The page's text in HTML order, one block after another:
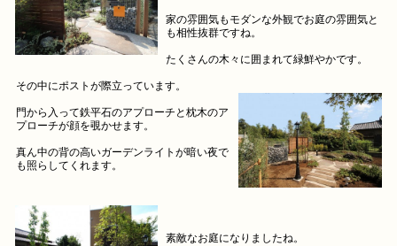
家の雰囲気もモダンな外観でお庭の雰囲気と
も相性抜群ですね。
たくさんの木々に囲まれて緑鮮やかです。
その中にポストが際立っています。
門から入って鉄平石のアプローチと枕木のア
プローチが顔を覗かせます。
真ん中の背の高いガーデンライトが暗い夜で
も照らしてくれます。
素敵なお庭になりましたね。